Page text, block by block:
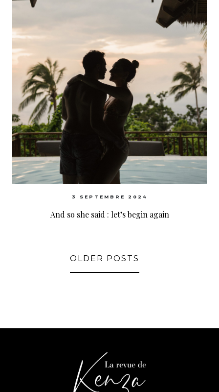
3 SEPTEMBRE 2024
And so she said : let’s begin again
OLDER POSTS